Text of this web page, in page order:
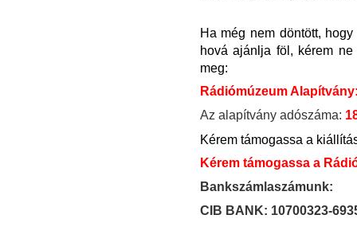
Ha még nem döntött,
hová ajánlja föl, kérem
meg:
Rádiómúzeum
Az alapítvány adószáma:
Kérem támogassa a
Kérem támogassa a
Bankszámlaszámunk:
CIB BANK: 10700323-